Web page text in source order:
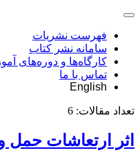
فهرست نشریات
سامانه نشر کتاب
کارگاه‌ها و دوره‌های
تماس با ما
English
تعداد مقالات: 6
اثر ارتعاشات